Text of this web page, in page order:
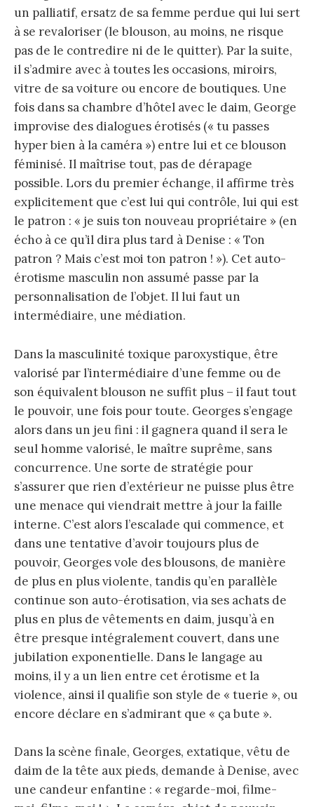
un palliatif, ersatz de sa femme perdue qui lui sert
à se revaloriser (le blouson, au moins, ne risque
pas de le contredire ni de le quitter). Par la suite,
il s’admire avec à toutes les occasions, miroirs,
vitre de sa voiture ou encore de boutiques. Une
fois dans sa chambre d’hôtel avec le daim, George
improvise des dialogues érotisés (« tu passes
hyper bien à la caméra ») entre lui et ce blouson
féminisé. Il maîtrise tout, pas de dérapage
possible. Lors du premier échange, il affirme très
explicitement que c’est lui qui contrôle, lui qui est
le patron : « je suis ton nouveau propriétaire » (en
écho à ce qu’il dira plus tard à Denise : « Ton
patron ? Mais c’est moi ton patron ! »). Cet auto-
érotisme masculin non assumé passe par la
personnalisation de l’objet. Il lui faut un
intermédiaire, une médiation.
Dans la masculinité toxique paroxystique, être
valorisé par l’intermédiaire d’une femme ou de
son équivalent blouson ne suffit plus – il faut tout
le pouvoir, une fois pour toute. Georges s’engage
alors dans un jeu fini : il gagnera quand il sera le
seul homme valorisé, le maître suprême, sans
concurrence. Une sorte de stratégie pour
s’assurer que rien d’extérieur ne puisse plus être
une menace qui viendrait mettre à jour la faille
interne. C’est alors l’escalade qui commence, et
dans une tentative d’avoir toujours plus de
pouvoir, Georges vole des blousons, de manière
de plus en plus violente, tandis qu’en parallèle
continue son auto-érotisation, via ses achats de
plus en plus de vêtements en daim, jusqu’à en
être presque intégralement couvert, dans une
jubilation exponentielle. Dans le langage au
moins, il y a un lien entre cet érotisme et la
violence, ainsi il qualifie son style de « tuerie », ou
encore déclare en s’admirant que « ça bute ».
Dans la scène finale, Georges, extatique, vêtu de
daim de la tête aux pieds, demande à Denise, avec
une candeur enfantine : « regarde-moi, filme-